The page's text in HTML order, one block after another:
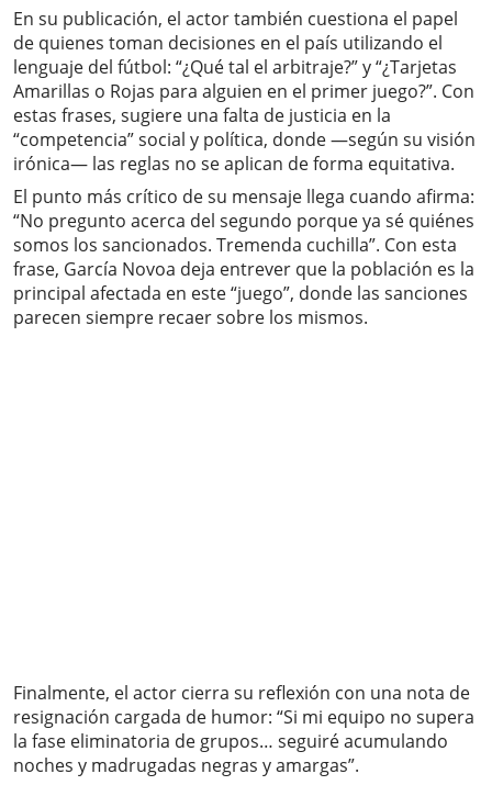
En su publicación, el actor también cuestiona el papel
de quienes toman decisiones en el país utilizando el
lenguaje del fútbol: “¿Qué tal el arbitraje?” y “¿Tarjetas
Amarillas o Rojas para alguien en el primer juego?”. Con
estas frases, sugiere una falta de justicia en la
“competencia” social y política, donde —según su visión
irónica— las reglas no se aplican de forma equitativa.
El punto más crítico de su mensaje llega cuando afirma:
“No pregunto acerca del segundo porque ya sé quiénes
somos los sancionados. Tremenda cuchilla”. Con esta
frase, García Novoa deja entrever que la población es la
principal afectada en este “juego”, donde las sanciones
parecen siempre recaer sobre los mismos.
Finalmente, el actor cierra su reflexión con una nota de
resignación cargada de humor: “Si mi equipo no supera
la fase eliminatoria de grupos… seguiré acumulando
noches y madrugadas negras y amargas”.